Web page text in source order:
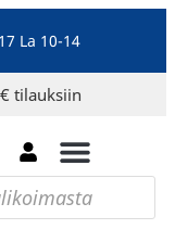
La 10-14
tilauksiin